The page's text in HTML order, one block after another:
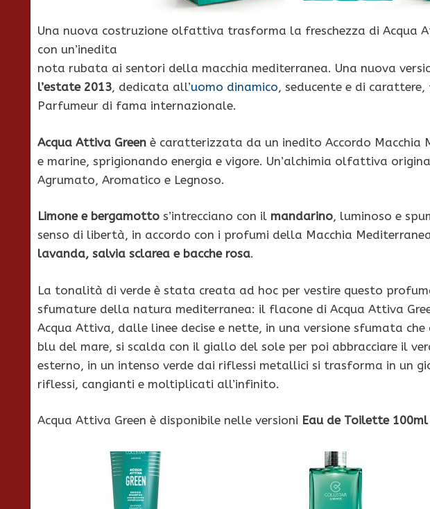
Una nuova costruzione olfattiva trasforma la freschezza di Acqua
con un’inedita
nota rubata ai sentori della macchia mediterranea. Una nuova
l’estate 2013, dedicata all’uomo dinamico, seducente e di
Parfumeur di fama internazionale.
Acqua Attiva Green è caratterizzata da un inedito Accordo Macchia
e marine, sprigionando energia e vigore. Un’alchimia olfattiva
Agrumato, Aromatico e Legnoso.
Limone e bergamotto s’intrecciano con il mandarino, luminoso e
senso di libertà, in accordo con i profumi della Macchia
lavanda, salvia sclarea e bacche rosa.
La tonalità di verde è stata creata ad hoc per vestire questo
sfumature della natura mediterranea: il flacone di Acqua Attiva
Acqua Attiva, dalle linee decise e nette, in una versione sfumata
blu del mare, si scalda con il giallo del sole per poi abbracciare il
esterno, in un intenso verde dai riflessi metallici si trasforma in un
riflessi, cangianti e moltiplicati all’infinito.
Acqua Attiva Green è disponibile nelle versioni Eau de Toilette 100ml